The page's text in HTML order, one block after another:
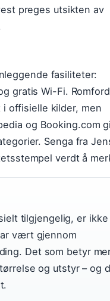
preges utsikten av
fasiliteter:
gratis Wi-Fi.
offisielle kilder, men
og Booking.com
Senga fra
verdt å
tilgjengelig, er ikke
vært gjennom
Det som betyr
og utstyr – og